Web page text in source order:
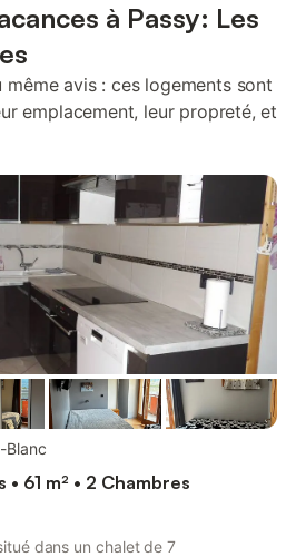
à Passy: Les
avis : ces logements sont
emplacement, leur propreté, et
Blanc
61 m² • 2 Chambres
dans un chalet de 7